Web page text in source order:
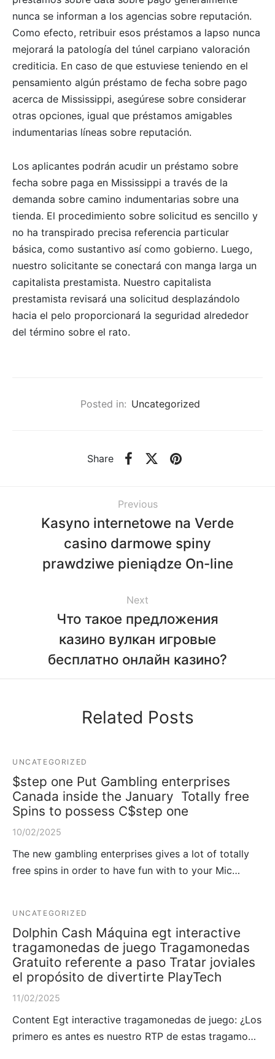
nunca se informan a los agencias sobre reputación.
Como efecto, retribuir esos préstamos a lapso nunca
mejorará la patologí­a del túnel carpiano valoración
crediticia. En caso de que estuviese teniendo en el
pensamiento algún préstamo de fecha sobre pago
acerca de Mississippi, asegúrese sobre considerar
otras opciones, igual que préstamos amigables
indumentarias líneas sobre reputación.
Los aplicantes podrán acudir un préstamo sobre
fecha sobre paga en Mississippi a través de la
demanda sobre camino indumentarias sobre una
tienda. El procedimiento sobre solicitud es sencillo y
no ha transpirado precisa referencia particular
básica, como sustantivo así­ como gobierno. Luego,
nuestro solicitante se conectará con manga larga un
capitalista prestamista. Nuestro capitalista
prestamista revisará una solicitud desplazándolo
hacia el pelo proporcionará la seguridad alrededor
del término sobre el rato.
Posted in: Uncategorized
Share
Previous
Kasyno internetowe na Verde
casino darmowe spiny
prawdziwe pieniądze On-line
Next
Что такое предложения
казино вулкан игровые
бесплатно онлайн казино?
Related Posts
UNCATEGORIZED
$step one Put Gambling enterprises
Canada inside the January ‎ Totally free
Spins to possess C$step one
10/02/2025
The new gambling enterprises gives a lot of totally
free spins in order to have fun with to your Mic…
UNCATEGORIZED
Dolphin Cash Máquina egt interactive
tragamonedas de juego Tragamonedas
Gratuito referente a paso Tratar joviales
el propósito de divertirte PlayTech
11/02/2025
Content Egt interactive tragamonedas de juego: ¿Los
primero es antes es nuestro RTP de estas tragamo…